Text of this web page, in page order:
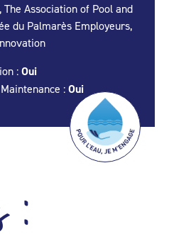
Association of Pool and
du Palmarès Employeurs,
: Oui
: Oui
: